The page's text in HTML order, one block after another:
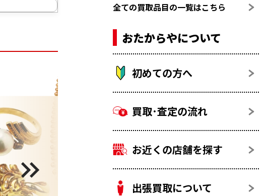
全ての買取品目の一覧はこちら
おたからやについて
初めての方へ
買取･査定の流れ
お近くの店舗を探す
出張買取について